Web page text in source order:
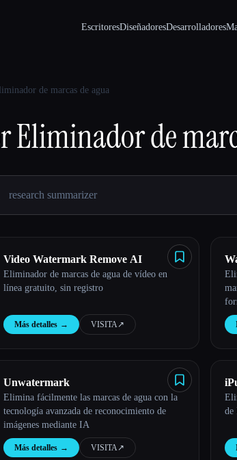
EscritoresDiseñadoresDesarrolladores
de marcas de agua
Eliminador de
Video Watermark Remove AI
Eliminador de marcas de agua de vídeo en
línea gratuito, sin registro
Más detalles → VISITA↗︎
Unwatermark
Elimina fácilmente las marcas de agua con la
tecnología avanzada de reconocimiento de
imágenes mediante IA
Más detalles → VISITA↗︎
de